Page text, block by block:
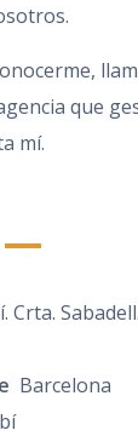
que
mí.
Crta.
Barcelona